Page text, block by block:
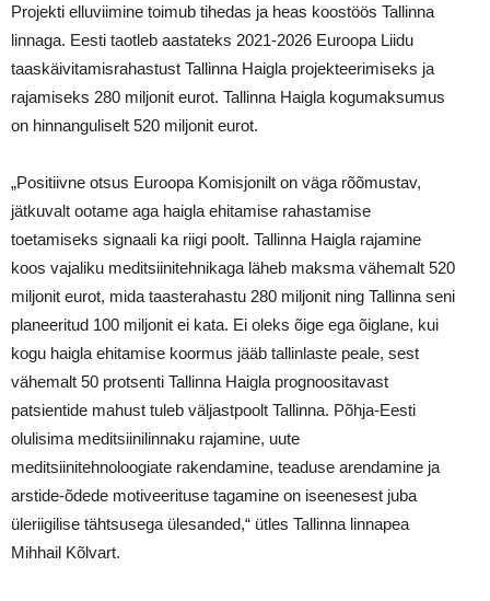
Projekti elluviimine toimub tihedas ja heas koostöös Tallinna
linnaga. Eesti taotleb aastateks 2021-2026 Euroopa Liidu
taaskäivitamisrahastust Tallinna Haigla projekteerimiseks ja
rajamiseks 280 miljonit eurot. Tallinna Haigla kogumaksumus
on hinnanguliselt 520 miljonit eurot.
„Positiivne otsus Euroopa Komisjonilt on väga rõõmustav,
jätkuvalt ootame aga haigla ehitamise rahastamise
toetamiseks signaali ka riigi poolt. Tallinna Haigla rajamine
koos vajaliku meditsiinitehnikaga läheb maksma vähemalt 520
miljonit eurot, mida taasterahastu 280 miljonit ning Tallinna seni
planeeritud 100 miljonit ei kata. Ei oleks õige ega õiglane, kui
kogu haigla ehitamise koormus jääb tallinlaste peale, sest
vähemalt 50 protsenti Tallinna Haigla prognoositavast
patsientide mahust tuleb väljastpoolt Tallinna. Põhja-Eesti
olulisima meditsiinilinnaku rajamine, uute
meditsiinitehnoloogiate rakendamine, teaduse arendamine ja
arstide-õdede motiveerituse tagamine on iseenesest juba
üleriigilise tähtsusega ülesanded,“ ütles Tallinna linnapea
Mihhail Kõlvart.